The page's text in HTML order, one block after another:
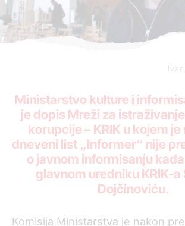
Ministarstvo kulture i
je dopis Mreži za
korupcije – KRIK u kojem
dneveni list „Informer“ nije
o javnom informisanju
glavnom uredniku KRIK-a
Dojčinoviću.
Komisija Ministarstva je nakon